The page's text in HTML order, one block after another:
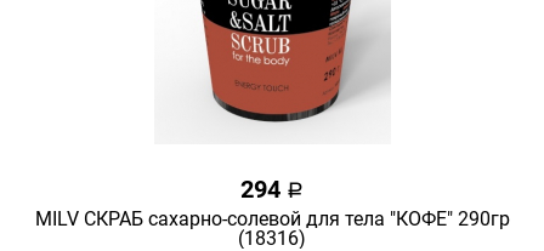
294 a
MILV СКРАБ сахарно-солевой для тела "КОФЕ" 290гр
(18316)